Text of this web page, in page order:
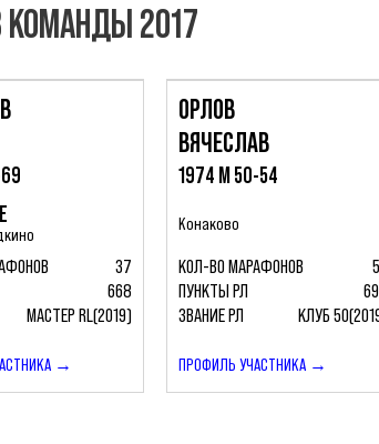
КОМАНДЫ 2017
37
668
МАСТЕР RL(2019)
→
ОРЛОВ
ВЯЧЕСЛАВ
1974 М 50-54
Конаково
КОЛ-ВО МАРАФОНОВ
ПУНКТЫ РЛ
ЗВАНИЕ РЛ
КЛУБ
ПРОФИЛЬ УЧАСТНИКА →